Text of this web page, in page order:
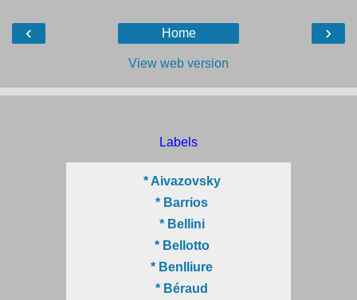
‹ ›
Home
View web version
Labels
* Aivazovsky
* Barrios
* Bellini
* Bellotto
* Benlliure
* Béraud